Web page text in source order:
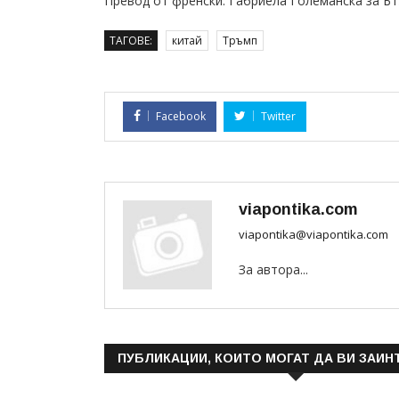
ТАГОВЕ: китай Тръмп
Facebook Twitter
viapontika.com
viapontika@viapontika.com
За автора...
ПУБЛИКАЦИИ, КОИТО МОГАТ ДА ВИ